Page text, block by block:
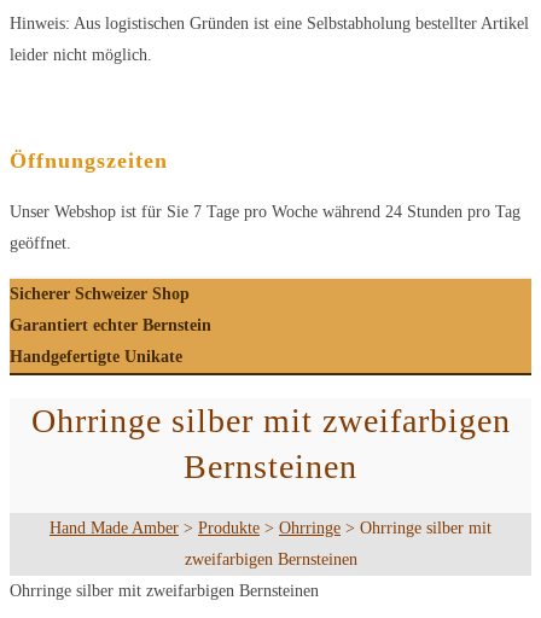
Hinweis: Aus logistischen Gründen ist eine Selbstabholung bestellter Artikel
leider nicht möglich.
Öffnungszeiten
Unser Webshop ist für Sie 7 Tage pro Woche während 24 Stunden pro Tag
geöffnet.
Sicherer Schweizer Shop
Garantiert echter Bernstein
Handgefertigte Unikate
Ohrringe silber mit zweifarbigen
Bernsteinen
Hand Made Amber > Produkte > Ohrringe > Ohrringe silber mit
zweifarbigen Bernsteinen
Ohrringe silber mit zweifarbigen Bernsteinen